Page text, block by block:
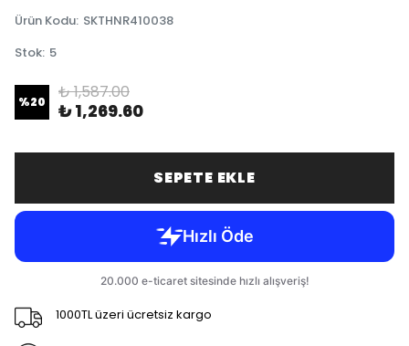
Ürün Kodu: SKTHNR410038
Stok: 5
%20 ₺ 1,587.00
₺ 1,269.60
SEPETE EKLE
1000TL üzeri ücretsiz kargo